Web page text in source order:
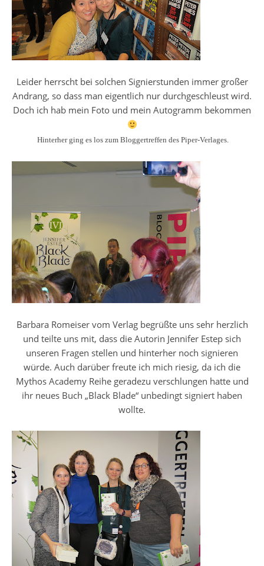
Leider herrscht bei solchen Signierstunden immer großer
Andrang, so dass man eigentlich nur durchgeschleust wird.
Doch ich hab mein Foto und mein Autogramm bekommen
Hinterher ging es los zum Bloggertreffen des Piper-Verlages.
Barbara Romeiser vom Verlag begrüßte uns sehr herzlich
und teilte uns mit, dass die Autorin Jennifer Estep sich
unseren Fragen stellen und hinterher noch signieren
würde. Auch darüber freute ich mich riesig, da ich die
Mythos Academy Reihe geradezu verschlungen hatte und
ihr neues Buch „Black Blade“ unbedingt signiert haben
wollte.